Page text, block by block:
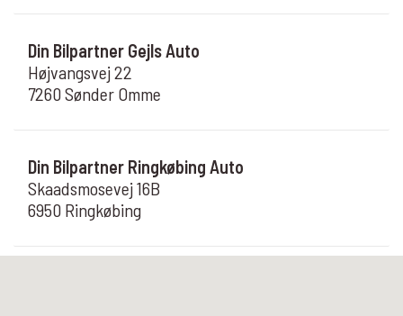
Din Bilpartner Gejls Auto
Højvangsvej 22
7260 Sønder Omme
Din Bilpartner Ringkøbing Auto
Skaadsmosevej 16B
6950 Ringkøbing